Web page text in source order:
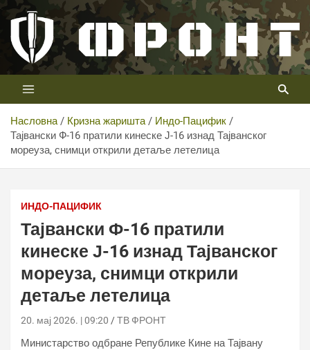
Скип
цонтент
Телевизија ФРОНТ
Први војни канал у Србији
Насловна Кризна жаришта
Индо-Пацифик
Тајвански Ф-16 пратили кинеске Ј-16 изнад Тајванског
мореуза, снимци открили детаље летелица
ИНДО-ПАЦИФИК
Тајвански Ф-16 пратили
кинеске Ј-16 изнад Тајванског
мореуза, снимци открили
детаље летелица
20. мај 2026. | 09:20 ТВ ФРОНТ
Министарство одбране Републике Кине на Тајвану